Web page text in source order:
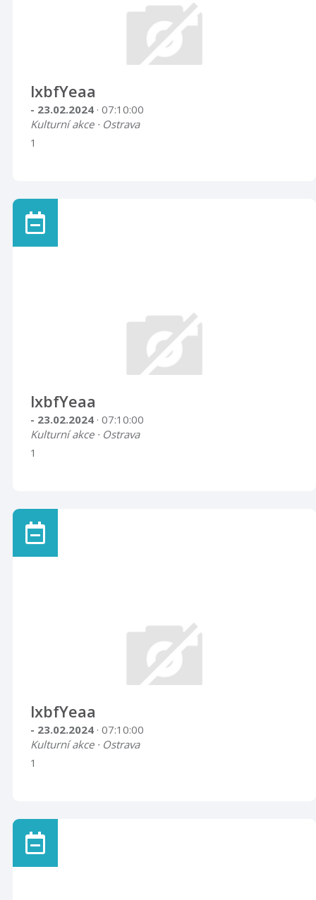
lxbfYeaa
- 23.02.2024 · 07:10:00
Kulturní akce · Ostrava
1
lxbfYeaa
- 23.02.2024 · 07:10:00
Kulturní akce · Ostrava
1
lxbfYeaa
- 23.02.2024 · 07:10:00
Kulturní akce · Ostrava
1